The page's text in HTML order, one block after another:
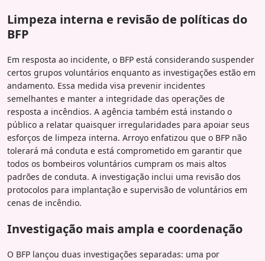
Limpeza interna e revisão de políticas do
BFP
Em resposta ao incidente, o BFP está considerando suspender
certos grupos voluntários enquanto as investigações estão em
andamento. Essa medida visa prevenir incidentes
semelhantes e manter a integridade das operações de
resposta a incêndios. A agência também está instando o
público a relatar quaisquer irregularidades para apoiar seus
esforços de limpeza interna. Arroyo enfatizou que o BFP não
tolerará má conduta e está comprometido em garantir que
todos os bombeiros voluntários cumpram os mais altos
padrões de conduta. A investigação inclui uma revisão dos
protocolos para implantação e supervisão de voluntários em
cenas de incêndio.
Investigação mais ampla e coordenação
O BFP lançou duas investigações separadas: uma por